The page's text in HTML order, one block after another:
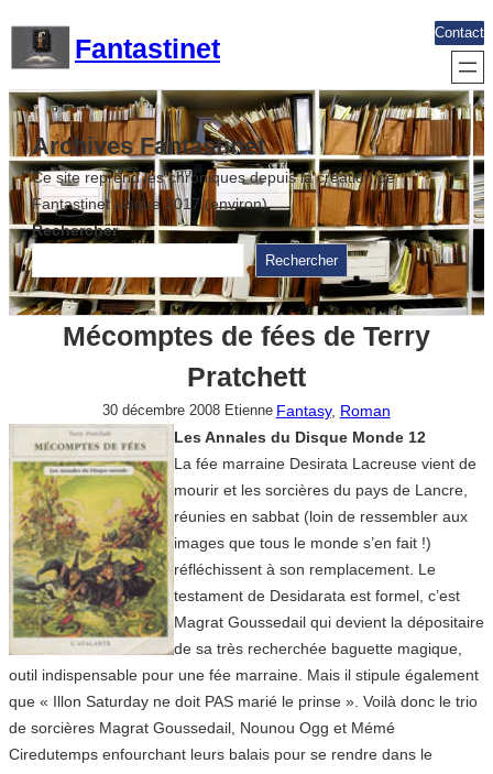
contenu
Fantastinet
Contact
Archives Fantastinet
Ce site reprend les chroniques depuis la création de
Fantastinet jusque 2017 (environ)
Rechercher
Rechercher
Mécomptes de fées de Terry
Pratchett
30 décembre 2008 Etienne Fantasy, Roman
Les Annales du Disque Monde 12
La fée marraine Desirata Lacreuse vient de
mourir et les sorcières du pays de Lancre,
réunies en sabbat (loin de ressembler aux
images que tous le monde s’en fait !)
réfléchissent à son remplacement. Le
testament de Desidarata est formel, c’est
Magrat Goussedail qui devient la dépositaire
de sa très recherchée baguette magique,
outil indispensable pour une fée marraine. Mais il stipule également
que « Illon Saturday ne doit PAS marié le prinse ». Voilà donc le trio
de sorcières Magrat Goussedail, Nounou Ogg et Mémé
Ciredutemps enfourchant leurs balais pour se rendre dans le